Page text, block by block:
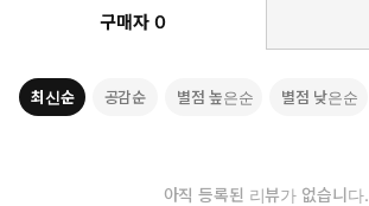
구매자 0
최신순 공감순 별점 높은순 별점 낮은순
아직 등록된 리뷰가 없습니다.